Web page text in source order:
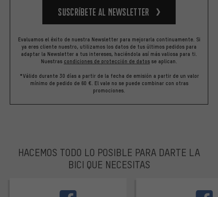
Suscríbete al newsletter
Evaluamos el éxito de nuestra Newsletter para mejorarla continuamente. Si
ya eres cliente nuestro, utilizamos los datos de tus últimos pedidos para
adaptar la Newsletter a tus intereses, haciéndola así más valiosa para ti.
Nuestras condiciones de protección de datos se aplican.
*Válido durante 30 días a partir de la fecha de emisión a partir de un valor
mínimo de pedido de 60 €. El vale no se puede combinar con otras
promociones.
HACEMOS TODO LO POSIBLE PARA DARTE LA
BICI QUE NECESITAS